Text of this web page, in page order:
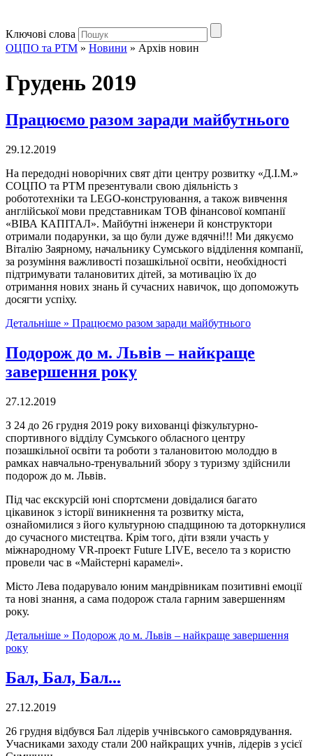
Ключові слова
ОЦПО та РТМ » Новини » Архів новин
Грудень 2019
Працюємо разом заради майбутнього
29.12.2019
На передодні новорічних свят діти центру розвитку «Д.І.М.»
СОЦПО та РТМ презентували свою діяльність з
робототехніки та LEGO-конструювання, а також вивчення
англійської мови представникам ТОВ фінансової компанії
«ВІВА КАПІТАЛ». Майбутні інженери й конструктори
отримали подарунки, за що були дуже вдячні!!! Ми дякуємо
Віталію Заярному, начальнику Сумського відділення компанії,
за розуміння важливості позашкільної освіти, необхідності
підтримувати талановитих дітей, за мотивацію їх до
отримання нових знань й сучасних навичок, що допоможуть
досягти успіху.
Детальніше » Працюємо разом заради майбутнього
Подорож до м. Львів – найкраще
завершення року
27.12.2019
З 24 до 26 грудня 2019 року вихованці фізкультурно-
спортивного відділу Сумського обласного центру
позашкільної освіти та роботи з талановитою молоддю в
рамках навчально-тренувальний збору з туризму здійснили
подорож до м. Львів.
Під час екскурсій юні спортсмени довідалися багато
цікавинок з історії виникнення та розвитку міста,
ознайомилися з його культурною спадщиною та доторкнулися
до сучасного мистецтва. Крім того, діти взяли участь у
міжнародному VR-проект Future LIVE, весело та з користю
провели час в «Майстерні карамелі».
Місто Лева подарувало юним мандрівникам позитивні емоції
та нові знання, а сама подорож стала гарним завершенням
року.
Детальніше » Подорож до м. Львів – найкраще завершення
року
Бал, Бал, Бал...
27.12.2019
26 грудня відбувся Бал лідерів учнівського самоврядування.
Учасниками заходу стали 200 найкращих учнів, лідерів з усієї